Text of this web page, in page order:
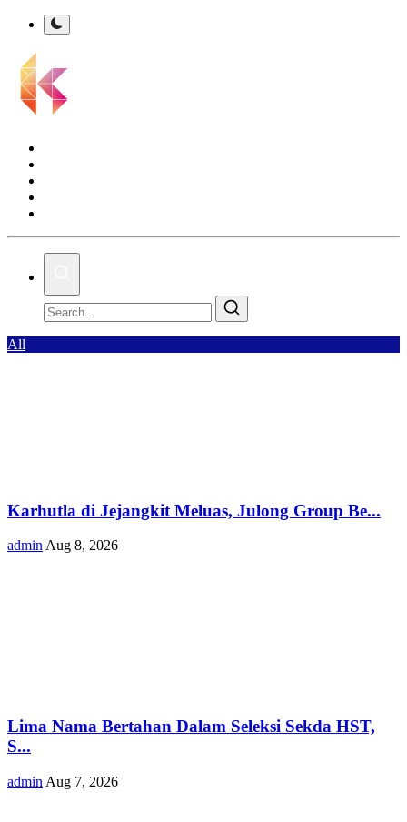
All
Karhutla di Jejangkit Meluas, Julong Group Be...
adminAug 8, 2026
Lima Nama Bertahan Dalam Seleksi Sekda HST,
S...
admin Aug 7, 2026